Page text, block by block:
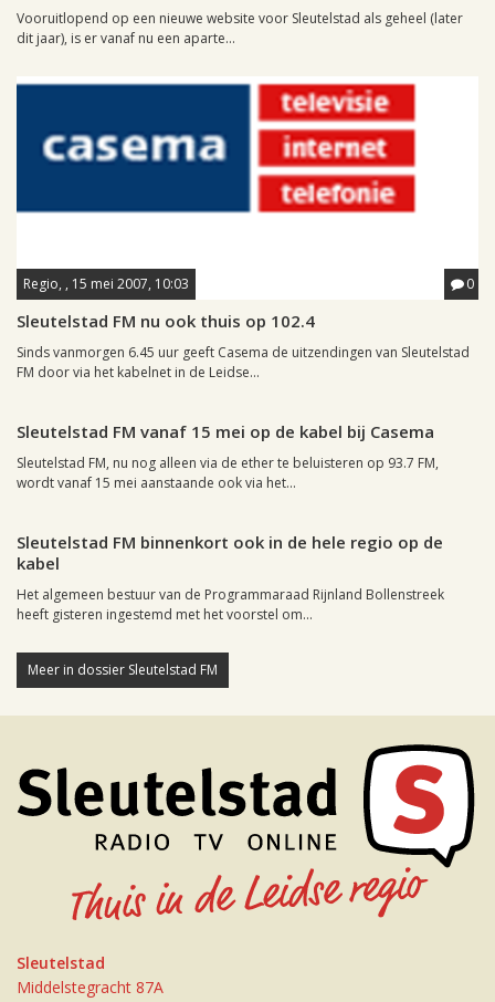
Vooruitlopend op een nieuwe website voor Sleutelstad als geheel (later
dit jaar), is er vanaf nu een aparte...
Regio, , 15 mei 2007, 10:03 0
Sleutelstad FM nu ook thuis op 102.4
Sinds vanmorgen 6.45 uur geeft Casema de uitzendingen van Sleutelstad
FM door via het kabelnet in de Leidse...
Sleutelstad FM vanaf 15 mei op de kabel bij Casema
Sleutelstad FM, nu nog alleen via de ether te beluisteren op 93.7 FM,
wordt vanaf 15 mei aanstaande ook via het...
Sleutelstad FM binnenkort ook in de hele regio op de
kabel
Het algemeen bestuur van de Programmaraad Rijnland Bollenstreek
heeft gisteren ingestemd met het voorstel om...
Meer in dossier Sleutelstad FM
Sleutelstad
Middelstegracht 87A